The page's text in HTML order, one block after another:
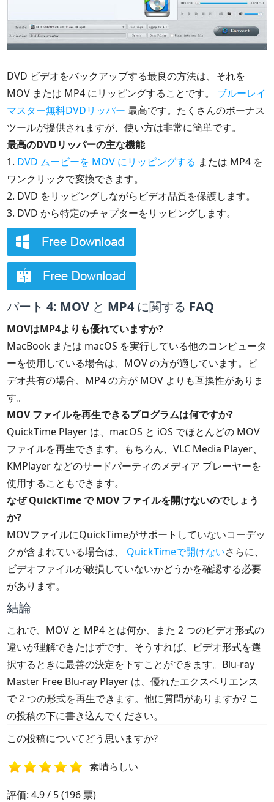
DVD ビデオをバックアップする最良の方法は、それを
MOV または MP4 にリッピングすることです。 ブルーレイ
マスター無料DVDリッパー 最高です。たくさんのボーナス
ツールが提供されますが、使い方は非常に簡単です。
最高のDVDリッパーの主な機能
1. DVD ムービーを MOV にリッピングする または MP4 を
ワンクリックで変換できます。
2. DVD をリッピングしながらビデオ品質を保護します。
3. DVD から特定のチャプターをリッピングします。
パート 4: MOV と MP4 に関する FAQ
MOVはMP4よりも優れていますか?
MacBook または macOS を実行している他のコンピュータ
ーを使用している場合は、MOV の方が適しています。ビ
デオ共有の場合、MP4 の方が MOV よりも互換性がありま
す。
MOV ファイルを再生できるプログラムは何ですか?
QuickTime Player は、macOS と iOS でほとんどの MOV
ファイルを再生できます。もちろん、VLC Media Player、
KMPlayer などのサードパーティのメディア プレーヤーを
使用することもできます。
なぜ QuickTime で MOV ファイルを開けないのでしょう
か?
MOVファイルにQuickTimeがサポートしていないコーデッ
クが含まれている場合は、 QuickTimeで開けないさらに、
ビデオファイルが破損していないかどうかを確認する必要
があります。
結論
これで、MOV と MP4 とは何か、また 2 つのビデオ形式の
違いが理解できたはずです。そうすれば、ビデオ形式を選
択するときに最善の決定を下すことができます。Blu-ray
Master Free Blu-ray Player は、優れたエクスペリエンス
で 2 つの形式を再生できます。他に質問がありますか? こ
の投稿の下に書き込んでください。
この投稿についてどう思いますか?
1 2 3 4 5
素晴らしい
評価: 4.9 / 5 (196 票)